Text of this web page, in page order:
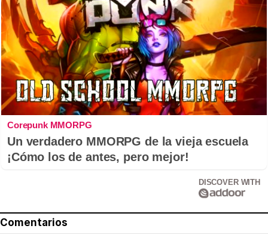
Corepunk MMORPG
Un verdadero MMORPG de la vieja escuela
¡Cómo los de antes, pero mejor!
DISCOVER WITH
Comentarios